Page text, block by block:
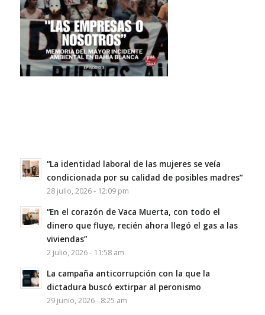
“La identidad laboral de las mujeres se veía
condicionada por su calidad de posibles madres”
28 julio, 2026 - 12:09 pm
“En el corazón de Vaca Muerta, con todo el
dinero que fluye, recién ahora llegó el gas a las
viviendas”
2 julio, 2026 - 11:58 am
La campaña anticorrupción con la que la
dictadura buscó extirpar al peronismo
29 junio, 2026 - 8:25 am